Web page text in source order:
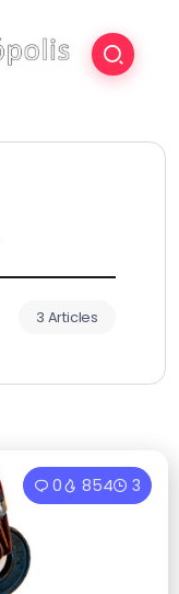
3 Articles
0 854 3